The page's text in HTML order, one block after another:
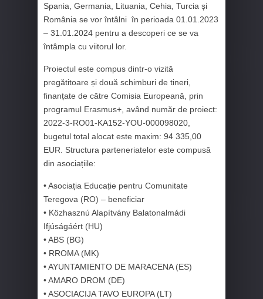
Spania, Germania, Lituania, Cehia, Turcia și
România se vor întâlni în perioada 01.01.2023
– 31.01.2024 pentru a descoperi ce se va
întâmpla cu viitorul lor.
Proiectul este compus dintr-o vizită
pregătitoare și două schimburi de tineri,
finanțate de către Comisia Europeană, prin
programul Erasmus+, având număr de proiect:
2022-3-RO01-KA152-YOU-000098020,
bugetul total alocat este maxim: 94 335,00
EUR. Structura parteneriatelor este compusă
din asociațiile:
• Asociația Educație pentru Comunitate
Teregova (RO) – beneficiar
• Közhasznú Alapítvány Balatonalmádi
Ifjúságáért (HU)
• ABS (BG)
• RROMA (MK)
• AYUNTAMIENTO DE MARACENA (ES)
• AMARO DROM (DE)
• ASOCIACIJA TAVO EUROPA (LT)